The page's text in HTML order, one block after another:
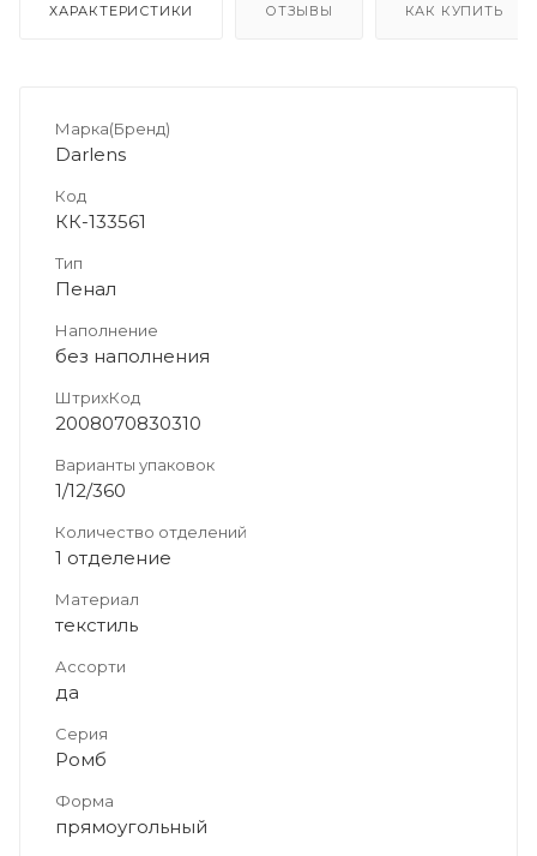
ХАРАКТЕРИСТИКИ ОТЗЫВЫ КАК КУПИТЬ
Марка(Бренд)
Darlens
Код
КК-133561
Тип
Пенал
Наполнение
без наполнения
ШтрихКод
2008070830310
Варианты упаковок
1/12/360
Количество отделений
1 отделение
Материал
текстиль
Ассорти
да
Серия
Ромб
Форма
прямоугольный